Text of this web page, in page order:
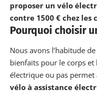
proposer un vélo
contre 1500 € chez les
Pourquoi choisir
Nous avons l’habitude
bienfaits pour le corps et
électrique ou pas
vélo à assistance